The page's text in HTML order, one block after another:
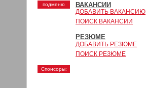
подменю ВАКАНСИИ
ДОБАВИТЬ ВАКАНСИЮ
ПОИСК ВАКАНСИИ
РЕЗЮМЕ
ДОБАВИТЬ РЕЗЮМЕ
ПОИСК РЕЗЮМЕ
Спонсоры: